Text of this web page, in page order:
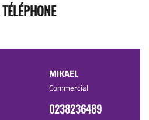
MIKAEL
Commercial
0238236489